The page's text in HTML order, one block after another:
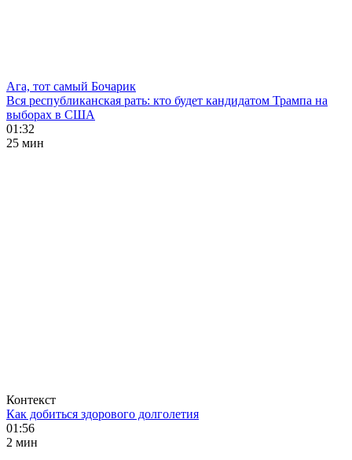
Ага, тот самый Бочарик
Вся республиканская рать: кто будет кандидатом Трампа на
выборах в США
01:32
25 мин
Контекст
Как добиться здорового долголетия
01:56
2 мин